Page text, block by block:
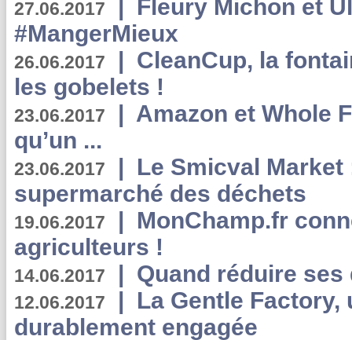
27.06.2017 | Fleury Michon et
#MangerMieux
26.06.2017 | CleanCup, la
les gobelets !
23.06.2017 | Amazon et Whole
qu’un ...
23.06.2017 | Le Smicval
supermarché des déchets
19.06.2017 | MonChamp.fr
agriculteurs !
14.06.2017 | Quand réduire
12.06.2017 | La Gentle
durablement engagée